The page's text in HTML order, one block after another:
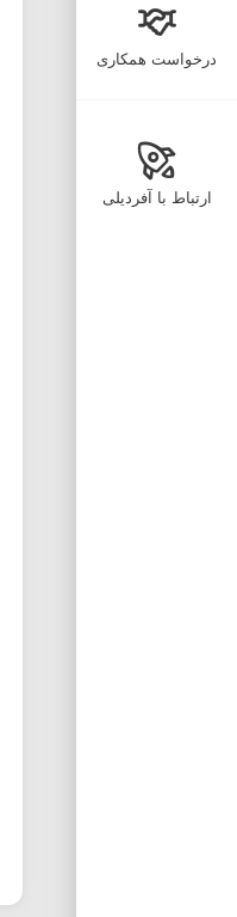
درخواست همکاری
ارتباط با آفردیلی